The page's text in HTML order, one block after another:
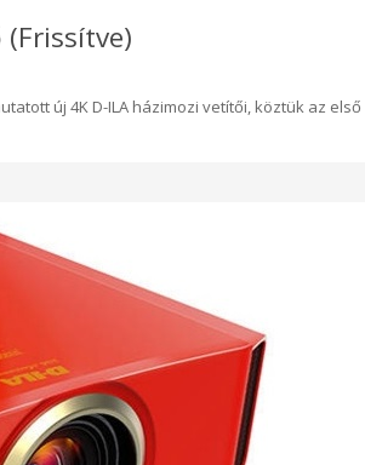
új 4K D-ILA házimozi vetítői, köztük az első